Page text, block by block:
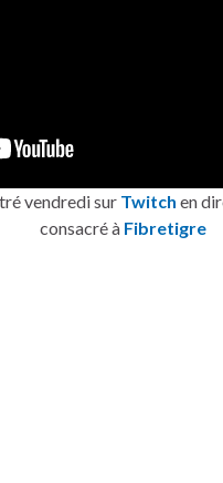
vendredi sur Twitch en
consacré à Fibretigre